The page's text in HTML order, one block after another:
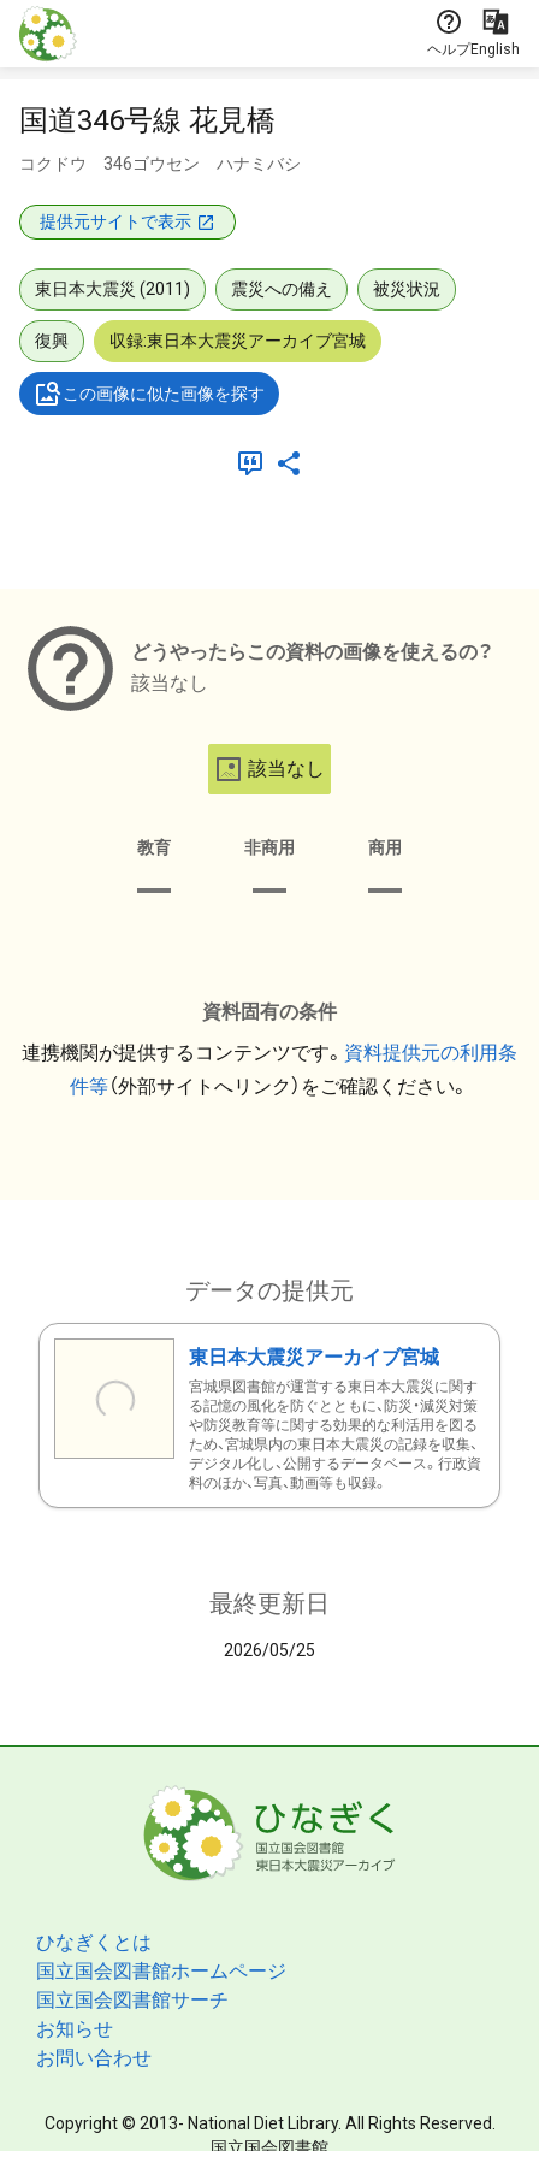
本文に飛ぶ
ヘルプEnglish
国道346号線 花見橋
コクドウ 346ゴウセン ハナミバシ
提供元サイトで表示
東日本大震災 (2011) 震災への備え 被災状況
復興 収録:東日本大震災アーカイブ宮城
この画像に似た画像を探す
どうやったらこの資料の画像を使えるの？
該当なし
該当なし
教育 非商用 商用
資料固有の条件
連携機関が提供するコンテンツです。 資料提供元の利用条
件等（外部サイトへリンク）をご確認ください。
データの提供元
東日本大震災アーカイブ宮城
宮城県図書館が運営する東日本大震災に関す
る記憶の風化を防ぐとともに、防災・減災対策
や防災教育等に関する効果的な利活用を図る
ため、宮城県内の東日本大震災の記録を収集、
デジタル化し、公開するデータベース。行政資
料のほか、写真、動画等も収録。
最終更新日
2026/05/25
ひなぎくとは
国立国会図書館ホームページ
国立国会図書館サーチ
お知らせ
お問い合わせ
Copyright © 2013- National Diet Library. All Rights Reserved.